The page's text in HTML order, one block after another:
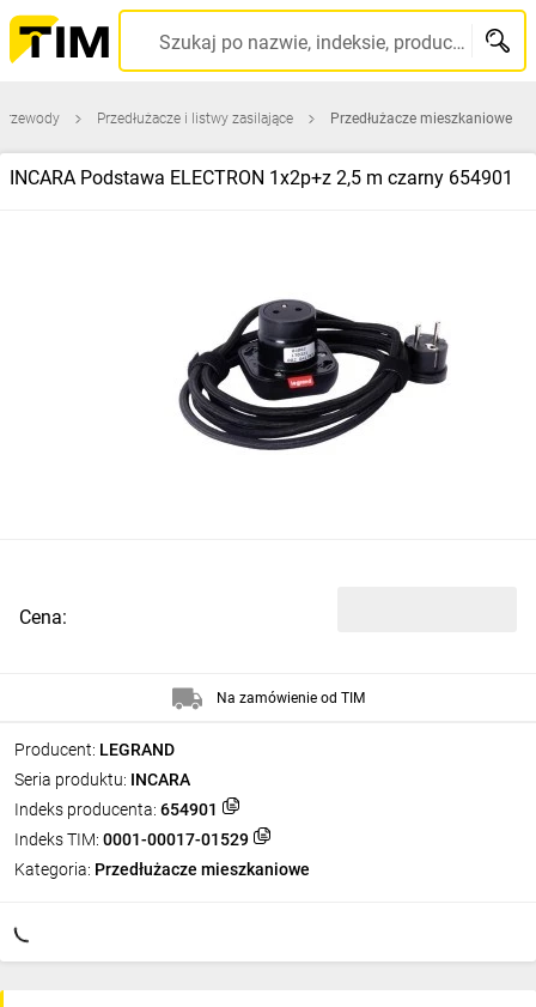
Szukaj po nazwie, indeksie, producencie, kodzie kreskowym...
Przedłużacze i listwy zasilające Przedłużacze mieszkaniowe
INCARA Podstawa ELECTRON 1x2p+z 2,5 m czarny 654901
Producent: LEGRAND
Seria produktu: INCARA
Indeks producenta: 654901
Indeks TIM: 0001-00017-01529
Kategoria: Przedłużacze mieszkaniowe
Cena:
Na zamówienie od TIM